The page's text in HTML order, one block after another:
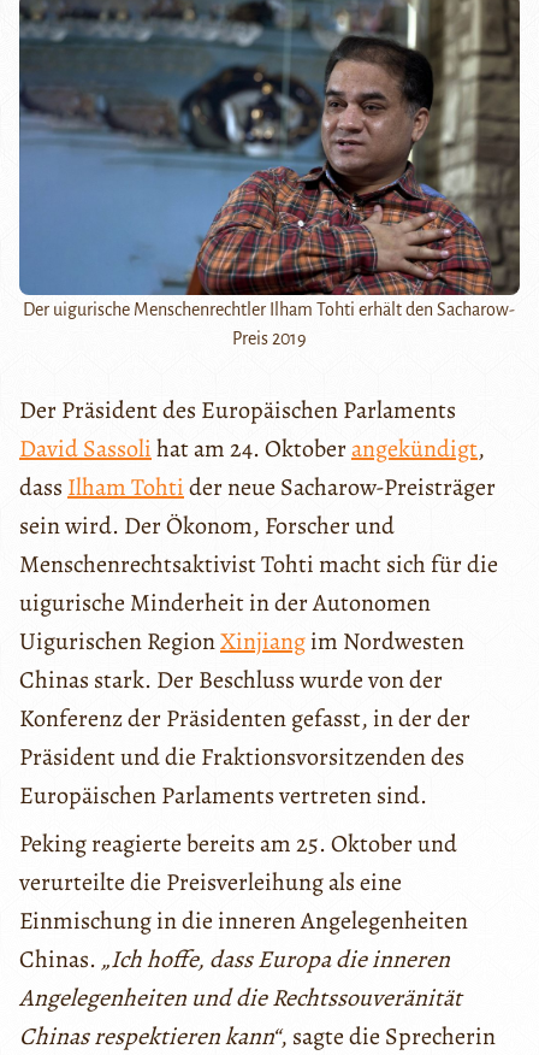
Der uigurische Menschenrechtler Ilham Tohti erhält den Sacharow-
Preis 2019
Der Präsident des Europäischen Parlaments
David Sassolihat am 24. Oktoberangekündigt,
dass Ilham Tohtider neue Sacharow-Preisträger
sein wird. Der Ökonom, Forscher und
Menschenrechtsaktivist Tohti macht sich für die
uigurische Minderheit in der Autonomen
Uigurischen RegionXinjiangim Nordwesten
Chinas stark. Der Beschluss wurde von der
Konferenz der Präsidenten gefasst, in der der
Präsident und die Fraktionsvorsitzenden des
Europäischen Parlaments vertreten sind.
Peking reagierte bereits am 25. Oktober und
verurteilte die Preisverleihung als eine
Einmischung in die inneren Angelegenheiten
Chinas. „Ich hoffe, dass Europa die inneren
Angelegenheiten und die Rechtssouveränität
Chinas respektieren kann“, sagte die Sprecherin